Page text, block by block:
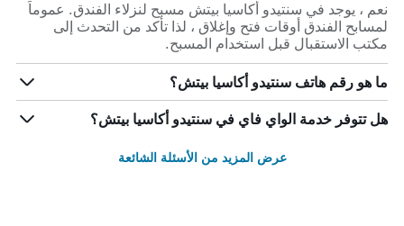
نعم ، يوجد في سنتيدو أكاسيا بيتش مسبح لنزلاء الفندق. عموماً
لمسابح الفندق أوقات فتح وإغلاق ، لذا تأكد من التحدث إلى
مكتب الاستقبال قبل استخدام المسبح.
ما هو رقم هاتف سنتيدو أكاسيا بيتش؟
هل تتوفر خدمة الواي فاي في سنتيدو أكاسيا بيتش؟
عرض المزيد من الأسئلة الشائعة